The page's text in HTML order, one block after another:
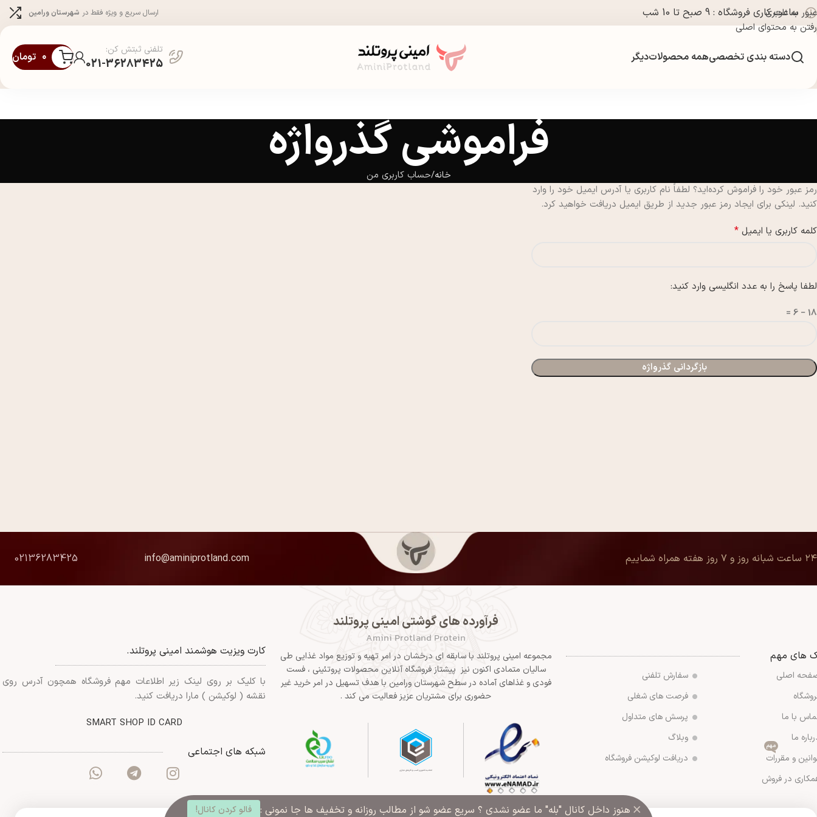
عبور به ناوبری
رفتن به محتوای اصلی
ساعت کاری فروشگاه : 9 صبح تا 10 شب ارسال سریع و ویژه فقط در شهرستان ورامین
دسته بندی تخصصیهمه محصولاتدیگر
تلفنی ثبتش کن:
021-36283425 ۰ تومان
فراموشی گذرواژه
خانه حساب کاربری من
رمز عبور خود را فراموش کرده‌اید؟ لطفاً نام کاربری یا آدرس ایمیل خود را وارد
کنید. لینکی برای ایجاد رمز عبور جدید از طریق ایمیل دریافت خواهید کرد.
کلمه کاربری یا ایمیل *
لطفا پاسخ را به عدد انگلیسی وارد کنید:
18 − 6 =
بازگردانی گذرواژه
۲۴ ساعت شبانه روز و ۷ روز هفته همراه شماییم info@aminiprotland.com
02136283425
های مهم
اصلی
با ما
ما
و مقررات
مهم
در فروش
سفارش تلفنی
فرصت های شغلی
پرسش های متداول
وبلاگ
دریافت لوکیشن فروشگاه
فرآورده های گوشتی امینی پروتلند
Amini Protland Protein
مجموعه امینی پروتلند با سابقه ای درخشان در امر تهیه و توزیع مواد غذایی طی
سالیان متمادی اکنون نیز پیشتاز فروشگاه آنلاین محصولات پروتئینی ، فست
فودی و غذاهای آماده در سطح شهرستان ورامین با هدف تسهیل در امر خرید غیر
حضوری برای مشتریان عزیز فعالیت می کند .
کارت ویزیت هوشمند امینی پروتلند.
با کلیک بر روی لینک زیر اطلاعات مهم فروشگاه همچون آدرس روی
نقشه ( لوکیشن ) مارا دریافت کنید.
SMART SHOP ID CARD
شبکه های اجتماعی
هنوز داخل کانال "بله" ما عضو نشدی ؟ سریع عضو شو از مطالب روزانه و تخفیف ها جا نمونی : فالو کردن کانال! ×